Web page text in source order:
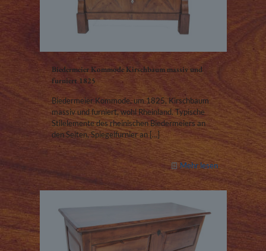
Biedermeier Kommode Kirschbaum massiv und
furniert 1825
Biedermeier Kommode, um 1825, Kirschbaum
massiv und furniert, wohl Rheinland. Typische
Stilelemente des rheinischen Biedermeiers an
den Seiten, Spiegelfurnier an[…]
Mehr lesen